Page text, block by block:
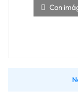
Con